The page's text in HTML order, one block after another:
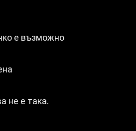
е възможно
не е така.